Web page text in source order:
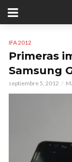
IFA 2012
Primeras
Samsung
septiembre 5, 2012